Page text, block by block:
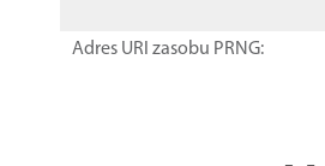
Adres URI zasobu PRNG: